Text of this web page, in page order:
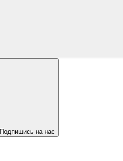
Подпишись на нас